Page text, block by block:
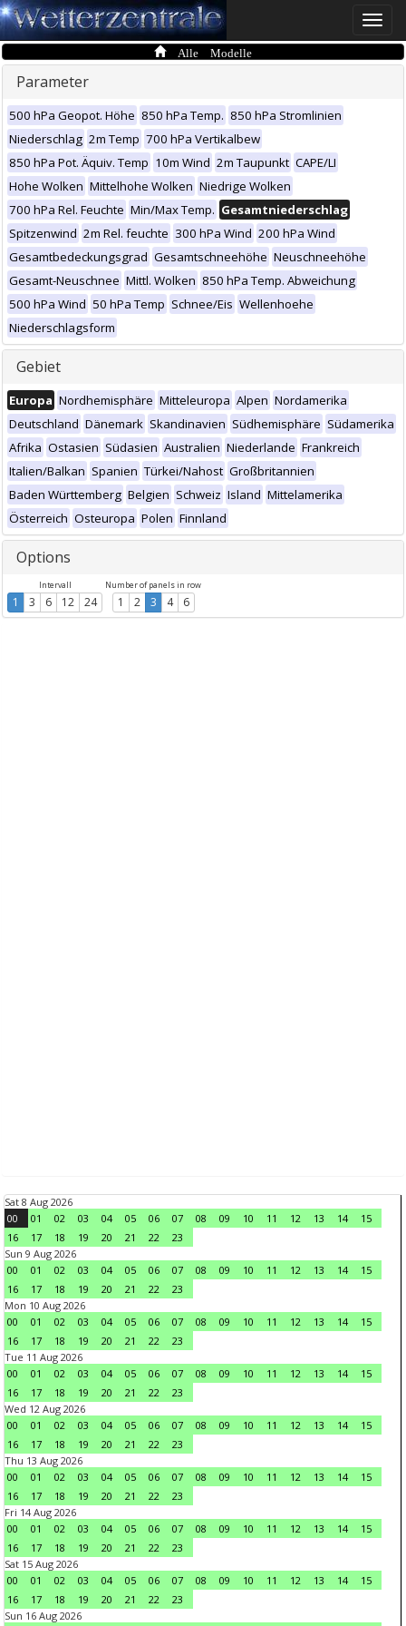
Toggle
Alle Modelle
Parameter
500 hPa Geopot. Höhe 850 hPa Temp. 850 hPa Stromlinien
Niederschlag 2m Temp 700 hPa Vertikalbew
850 hPa Pot. Äquiv. Temp 10m Wind 2m Taupunkt CAPE/LI
Hohe Wolken Mittelhohe Wolken Niedrige Wolken
700 hPa Rel. Feuchte Min/Max Temp. Gesamtniederschlag
Spitzenwind 2m Rel. feuchte 300 hPa Wind 200 hPa Wind
Gesamtbedeckungsgrad Gesamtschneehöhe Neuschneehöhe
Gesamt-Neuschnee Mittl. Wolken 850 hPa Temp. Abweichung
500 hPa Wind 50 hPa Temp Schnee/Eis Wellenhoehe
Niederschlagsform
Gebiet
Europa Nordhemisphäre Mitteleuropa Alpen Nordamerika
Deutschland Dänemark Skandinavien Südhemisphäre Südamerika
Afrika Ostasien Südasien Australien Niederlande Frankreich
Italien/Balkan Spanien Türkei/Nahost Großbritannien
Baden Württemberg Belgien Schweiz Island Mittelamerika
Österreich Osteuropa Polen Finnland
Options
Intervall
1 3 6 12 24
Number of panels in row
1 2 3 4 6
Sat 8 Aug 2026
00
01 02 03 04 05 06 07 08 09 10 11 12 13 14
15
16
17 18 19 20 21 22
23
Sun 9 Aug 2026
00
01 02 03 04 05 06 07 08 09 10 11 12 13 14
15
16
17 18 19 20 21 22
23
Mon 10 Aug 2026
00
01 02 03 04 05 06 07 08 09 10 11 12 13 14
15
16
17 18 19 20 21 22
23
Tue 11 Aug 2026
00
01 02 03 04 05 06 07 08 09 10 11 12 13 14
15
16
17 18 19 20 21 22
23
Wed 12 Aug 2026
00
01 02 03 04 05 06 07 08 09 10 11 12 13 14
15
16
17 18 19 20 21 22
23
Thu 13 Aug 2026
00
01 02 03 04 05 06 07 08 09 10 11 12 13 14
15
16
17 18 19 20 21 22
23
Fri 14 Aug 2026
00
01 02 03 04 05 06 07 08 09 10 11 12 13 14
15
16
17 18 19 20 21 22
23
Sat 15 Aug 2026
00
01 02 03 04 05 06 07 08 09 10 11 12 13 14
15
16
17 18 19 20 21 22
23
Sun 16 Aug 2026